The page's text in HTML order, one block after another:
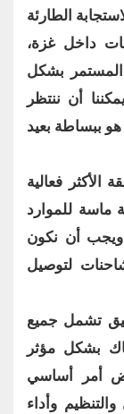
الطارئة
داخل غزة،
بشكل
أن ننتظر
هو ببساطة بعيد
الأكثر فعالية
ماسة للموارد
ويجب أن نكون
لتوصيل
تشمل جميع
بشكل مؤثر
أمر أساسي
وأداء